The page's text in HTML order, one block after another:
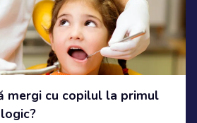
mergi cu copilul la primul